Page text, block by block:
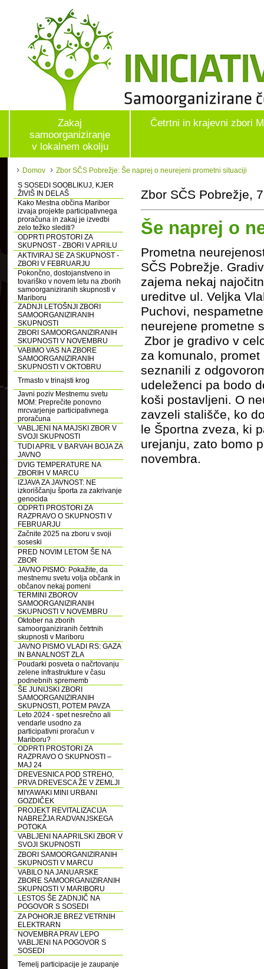
Zakaj
samoorganiziranje
v lokalnem okolju
Četrtni in krajevni zbori
Domov
Zbor SČS Pobrežje: Še naprej o neurejeni prometni situaciji
S SOSEDI SOOBLIKUJ, KJER
ŽIVIŠ IN DELAŠ
Kako Mestna občina Maribor
izvaja projekte participativnega
proračuna in zakaj je izvedbi
zelo težko slediti?
ODPRTI PROSTORI ZA
SKUPNOST - ZBORI V APRILU
AKTIVIRAJ SE ZA SKUPNOST -
ZBORI V FEBRUARJU
Pokončno, dostojanstveno in
tovariško v novem letu na zborih
samoorganiziranih skupnosti v
Mariboru
ZADNJI LETOŠNJI ZBORI
SAMOORGANIZIRANIH
SKUPNOSTI
ZBORI SAMOORGANIZIRANIH
SKUPNOSTI V NOVEMBRU
VABIMO VAS NA ZBORE
SAMOORGANIZIRANIH
SKUPNOSTI V OKTOBRU
Trmasto v trinajsti krog
Javni poziv Mestnemu svetu
MOM: Preprečite ponovno
mrcvarjenje participativnega
proračuna
VABLJENI NA MAJSKI ZBOR V
SVOJI SKUPNOSTI
TUDI APRIL V BARVAH BOJA ZA
JAVNO
DVIG TEMPERATURE NA
ZBORIH V MARCU
IZJAVA ZA JAVNOST: NE
izkoriščanju športa za zakrivanje
genocida
ODPRTI PROSTORI ZA
RAZPRAVO O SKUPNOSTI V
FEBRUARJU
Začnite 2025 na zboru v svoji
soseski
PRED NOVIM LETOM ŠE NA
ZBOR
JAVNO PISMO: Pokažite, da
mestnemu svetu volja občank in
občanov nekaj pomeni
TERMINI ZBOROV
SAMOORGANIZIRANIH
SKUPNOSTI V NOVEMBRU
Oktober na zborih
samoorganiziranih četrtnih
skupnosti v Mariboru
JAVNO PISMO VLADI RS: GAZA
IN BANALNOST ZLA
Poudarki posveta o načrtovanju
zelene infrastrukture v času
podnebnih sprememb
ŠE JUNIJSKI ZBORI
SAMOORGANIZIRANIH
SKUPNOSTI, POTEM PAVZA
Leto 2024 - spet nesrečno ali
vendarle usodno za
participativni proračun v
Mariboru?
ODPRTI PROSTORI ZA
RAZPRAVO O SKUPNOSTI –
MAJ 24
DREVESNICA POD STREHO,
PRVA DREVESCA ŽE V ZEMLJI
MIYAWAKI MINI URBANI
GOZDIČEK
PROJEKT REVITALIZACIJA
NABREŽJA RADVANJSKEGA
POTOKA
VABLJENI NA APRILSKI ZBOR V
SVOJI SKUPNOSTI
ZBORI SAMOORGANIZIRANIH
SKUPNOSTI V MARCU
VABILO NA JANUARSKE
ZBORE SAMOORGANIZIRANIH
SKUPNOSTI V MARIBORU
LESTOS ŠE ZADNJIČ NA
POGOVOR S SOSEDI
ZA POHORJE BREZ VETRNIH
ELEKTRARN
NOVEMBRA PRAV LEPO
VABLJENI NA POGOVOR S
SOSEDI
Temelj participacije je zaupanje
Zbor SČS Pobrežje,
Še naprej o
Prometna
SČS Pobrežje.
zajema nekaj
ureditve ul. Veljka
Puchovi,
neurejene prometne
Zbor je gradivo v
za komunalo,
seznanili z
udeleženci pa bodo
koši postavljeni. O
zavzeli stališče, ko
le Športna zveza, ki
urejanju, zato bomo
novembra.